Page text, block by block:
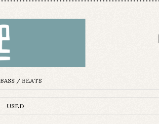
BASS / BEATS
USED